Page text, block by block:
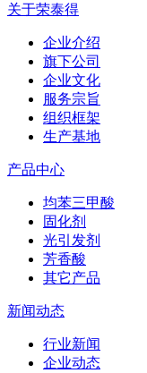
关于荣泰得
企业介绍
旗下公司
企业文化
服务宗旨
组织框架
生产基地
产品中心
均苯三甲酸
固化剂
光引发剂
芳香酸
其它产品
新闻动态
行业新闻
企业动态